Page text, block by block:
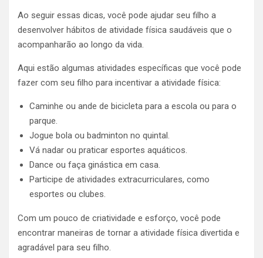
Ao seguir essas dicas, você pode ajudar seu filho a
desenvolver hábitos de atividade física saudáveis que o
acompanharão ao longo da vida.
Aqui estão algumas atividades específicas que você pode
fazer com seu filho para incentivar a atividade física:
Caminhe ou ande de bicicleta para a escola ou para o
parque.
Jogue bola ou badminton no quintal.
Vá nadar ou praticar esportes aquáticos.
Dance ou faça ginástica em casa.
Participe de atividades extracurriculares, como
esportes ou clubes.
Com um pouco de criatividade e esforço, você pode
encontrar maneiras de tornar a atividade física divertida e
agradável para seu filho.